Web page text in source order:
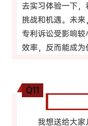
去实习体验一下
挑战和机遇。未
专利诉讼受影响
效率，反而能成为
Q11
我想送给大